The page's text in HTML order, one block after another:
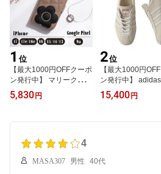
1 位
【最大1000円OFFクーポ
ン発行中】 マリークヮン
ト MARY QUANT iPhon
e17 iPhone17e 16e 16 1
ルト ブックタイプ レデ
ォン DAISY PATCH QUIL
5,830円
2位
【最大1000円
ン発行中】
als アディダス オ
ルス スニーカー タ
15,400円
4
MASA307 男性 40代